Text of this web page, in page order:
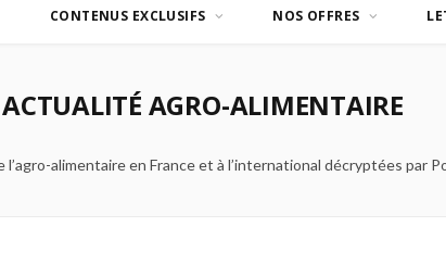
CONTENUS EXCLUSIFS NOS OFFRES
ACTUALITÉ AGRO-ALIMENTAIRE
alimentaire en France et à l’international décryptées par